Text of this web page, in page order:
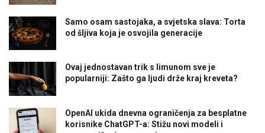
Samo osam sastojaka, a svjetska slava: Torta
od šljiva koja je osvojila generacije
Ovaj jednostavan trik s limunom sve je
popularniji: Zašto ga ljudi drže kraj kreveta?
OpenAI ukida dnevna ograničenja za besplatne
korisnike ChatGPT-a: Stižu novi modeli i